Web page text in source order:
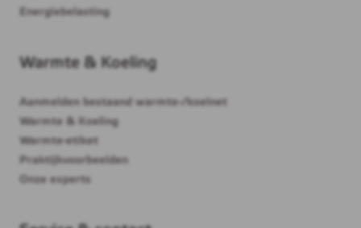
Energiebelasting
Warmte & Koeling
Aanmelden bestaand warmte-/koelnet
Warmte & Koeling
Warmte-etiket
Praktijkvoorbeelden
Onze experts